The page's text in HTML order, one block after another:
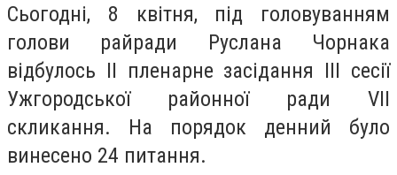
Сьогодні, 8 квітня, під головуванням
голови райради Руслана Чорнака
відбулось ІІ пленарне засідання ІІІ сесії
Ужгородської районної ради VII
скликання. На порядок денний було
винесено 24 питання.